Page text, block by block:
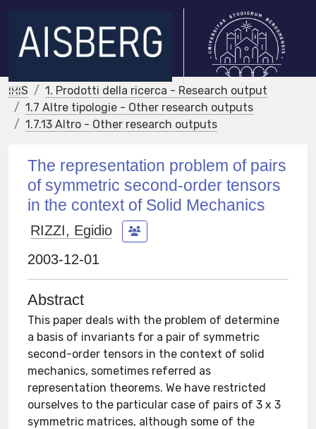
IRIS
1. Prodotti della ricerca - Research output
1.7 Altre tipologie - Other research outputs
1.7.13 Altro - Other research outputs
The representation problem of pairs
of symmetric second-order tensors
in the context of Solid Mechanics
RIZZI, Egidio
2003-12-01
Abstract
This paper deals with the problem of determine
a basis of invariants for a pair of symmetric
second-order tensors in the context of solid
mechanics, sometimes referred as
representation theorems. We have restricted
ourselves to the particular case of pairs of 3 x 3
symmetric matrices, although some of the